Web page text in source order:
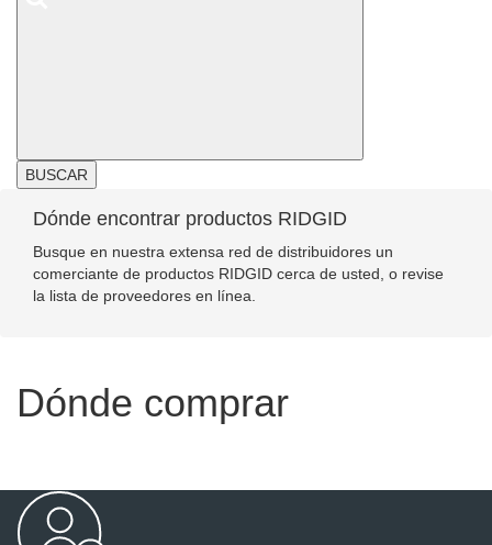
BUSCAR
Dónde encontrar productos RIDGID
Busque en nuestra extensa red de distribuidores un
comerciante de productos RIDGID cerca de usted, o revise
la lista de proveedores en línea.
Dónde comprar